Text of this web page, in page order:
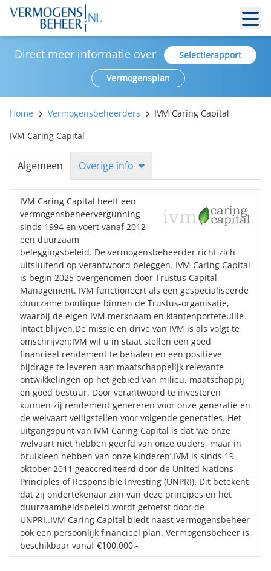
Direct meer informatie over
Selectierapport
Vermogensplan
Home Vermogensbeheerders
IVM Caring Capital
IVM Caring Capital
Algemeen Overige info
IVM Caring Capital heeft een
vermogensbeheervergunning
sinds 1994 en voert vanaf 2012
een duurzaam
beleggingsbeleid. De vermogensbeheerder richt zich
uitsluitend op verantwoord beleggen. IVM Caring Capital
is begin 2025 overgenomen door Trustus Capital
Management. IVM functioneert als een gespecialiseerde
duurzame boutique binnen de Trustus-organisatie,
waarbij de eigen IVM merknaam en klantenportefeuille
intact blijven.De missie en drive van IVM is als volgt te
omschrijven:IVM wil u in staat stellen een goed
financieel rendement te behalen en een positieve
bijdrage te leveren aan maatschappelijk relevante
ontwikkelingen op het gebied van milieu, maatschappij
en goed bestuur. Door verantwoord te investeren
kunnen zij rendement genereren voor onze generatie en
de welvaart veiligstellen voor volgende generaties. Het
uitgangspunt van IVM Caring Capital is dat ‘we onze
welvaart niet hebben geërfd van onze ouders, maar in
bruikleen hebben van onze kinderen’.IVM is sinds 19
oktober 2011 geaccrediteerd door de United Nations
Principles of Responsible Investing (UNPRI). Dit betekent
dat zij ondertekenaar zijn van deze principes en het
duurzaamheidsbeleid wordt getoetst door de
UNPRI..IVM Caring Capital biedt naast vermogensbeheer
ook een persoonlijk financieel plan. Vermogensbeheer is
beschikbaar vanaf €100.000,-